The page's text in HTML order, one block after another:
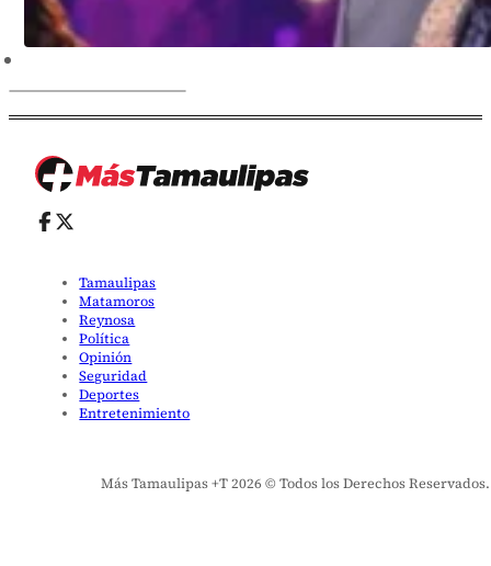
Tamaulipas
Matamoros
Reynosa
Política
Opinión
Seguridad
Deportes
Entretenimiento
Más Tamaulipas +T 2026 © Todos los Derechos